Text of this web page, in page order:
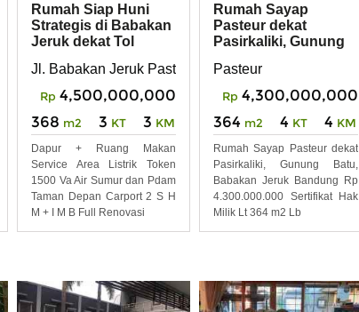
Pasteur Bandung lokasi strategis
Rumah Siap Huni
Strategis di Babakan
Jeruk dekat Tol
Jl. Babakan Jeruk Pasteur
Rp 4,500,000,000
368 m2 3 KT 3 KM
Dapur + Ruang Makan
Service Area Listrik Token
1500 Va Air Sumur dan Pdam
Taman Depan Carport 2 S H
M + I M B Full Renovasi
Rumah Sayap
Pasteur dekat
Pasirkaliki, Gunung
Band
Pasteur
Rp 4,300,000,000
364 m2 4 KT 4 KM
Rumah Sayap Pasteur dekat
Pasirkaliki, Gunung Batu,
Babakan Jeruk Bandung Rp
4.300.000.000 Sertifikat Hak
Milik Lt 364 m2 Lb